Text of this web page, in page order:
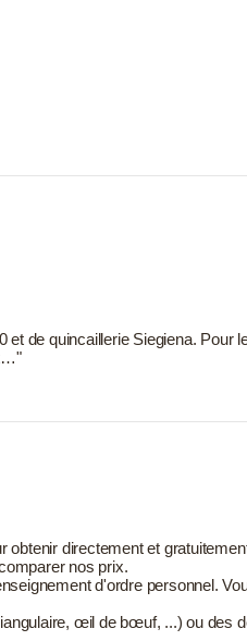
de quincaillerie Siegiena. Pour
directement et
nos prix.
d'ordre personnel.
œil de bœuf, ...) ou des